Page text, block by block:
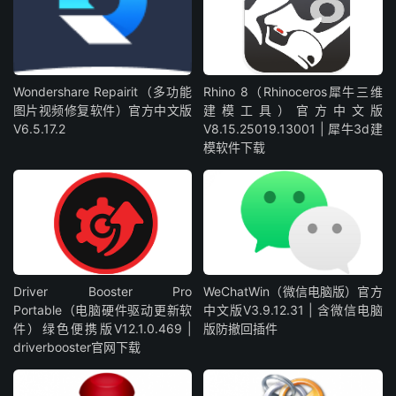
Wondershare Repairit（多功能
图片视频修复软件）官方中文版
V6.5.17.2
Rhino 8（Rhinoceros犀牛三维
建模工具）官方中文版
V8.15.25019.13001 | 犀牛3d建
模软件下载
Driver Booster Pro
Portable（电脑硬件驱动更新软
件）绿色便携版V12.1.0.469 |
driverbooster官网下载
WeChatWin（微信电脑版）官方
中文版V3.9.12.31 | 含微信电脑
版防撤回插件